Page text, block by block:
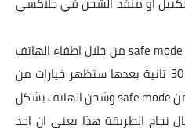
4. تشغيل الهاتف بالوضع الامن safe mode من خلال اطفاء الهاتف
والشغط على زر التشغيل لمدة 30 ثانية بعدها ستظهر خيارات من
ضمنها خيار التشغيل بالوضع الامن safe mode وشحن الهاتف بشكل
نجاح الطريقة هذا يعني ان احد